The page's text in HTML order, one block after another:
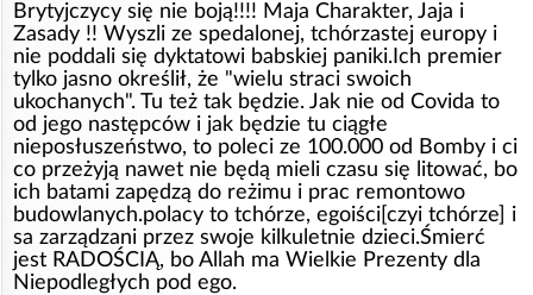
Brytyjczycy się nie boją!!!! Maja Charakter, Jaja i
Zasady !! Wyszli ze spedalonej, tchórzastej europy i
nie poddali się dyktatowi babskiej paniki.Ich premier
tylko jasno określił, że "wielu straci swoich
ukochanych". Tu też tak będzie. Jak nie od Covida to
od jego następców i jak będzie tu ciągłe
nieposłuszeństwo, to poleci ze 100.000 od Bomby i ci
co przeżyją nawet nie będą mieli czasu się litować, bo
ich batami zapędzą do reżimu i prac remontowo
budowlanych.polacy to tchórze, egoiści[czyi tchórze] i
sa zarządzani przez swoje kilkuletnie dzieci.Śmierć
jest RADOŚCIĄ, bo Allah ma Wielkie Prezenty dla
Niepodległych pod ego.